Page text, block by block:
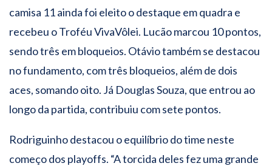
camisa 11 ainda foi eleito o destaque em quadra e
recebeu o Troféu VivaVôlei. Lucão marcou 10 pontos,
sendo três em bloqueios. Otávio também se destacou
no fundamento, com três bloqueios, além de dois
aces, somando oito. Já Douglas Souza, que entrou ao
longo da partida, contribuiu com sete pontos.
Rodriguinho destacou o equilíbrio do time neste
começo dos playoffs. “A torcida deles fez uma grande